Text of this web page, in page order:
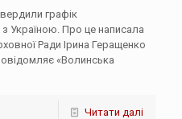
графік
Україною. Про це написала
Ради Ірина Геращенко
«Волинська
Читати далі